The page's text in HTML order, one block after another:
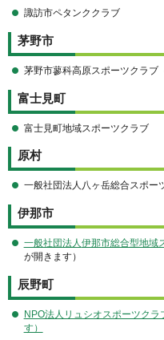
諏訪市ペタンククラブ
茅野市
茅野市蓼科高原スポーツクラブ
富士見町
富士見町地域スポーツクラブ
原村
一般社団法人八ヶ岳総合スポー
伊那市
一般社団法人伊那市総合型地域
が開きます）
辰野町
NPO法人リュシオスポーツク
す）